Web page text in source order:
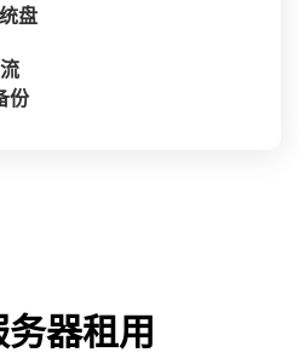
盘
份
器租用